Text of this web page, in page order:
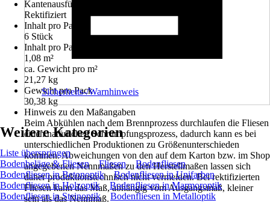
Kantenausführung
Rektifiziert
Inhalt pro Pack
6 Stück
Inhalt pro Pack für
1,08 m²
ca. Gewicht pro m²
21,27 kg
Gewicht pro Pack
30,38 kg
Hinweis zu den Maßangaben
Beim Abkühlen nach dem Brennprozess durchlaufen die Fliesen
einen natürlichen Schrumpfungsprozess, dadurch kann es bei
unterschiedlichen Produktionen zu Größenunterschieden
kommen. Abweichungen von den auf dem Karton bzw. im Shop
angegebenen Nennmaßen zu den Herstellmaßen lassen sich
daher produktionstechnisch nicht vermeiden. Bei rektifizierten
Fliesen kann das Maß, abhängig vom Ausgangsmaß, kleiner
sein als das Nennmaß.
Sicherheits-/Warnhinweis
Weitere Kategorien
Liste überspringen
Bodenbeläge & Fliesen
Fliesen
Bodenfliesen
Bodenfliesen in Betonoptik
Bodenfliesen in Unifarben
Bodenfliesen in Holzoptik
Bodenfliesen in Marmoroptik
Bodenfliesen in Steinoptik
Bodenfliesen in Metalloptik